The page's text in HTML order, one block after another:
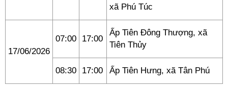
xã Phú Túc
17/06/2026
07:00 17:00
Ấp Tiên Đông Thượng, xã
Tiên Thủy
08:30 17:00 Ấp Tiên Hưng, xã Tân Phú